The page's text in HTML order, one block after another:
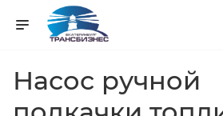
Насос ручной